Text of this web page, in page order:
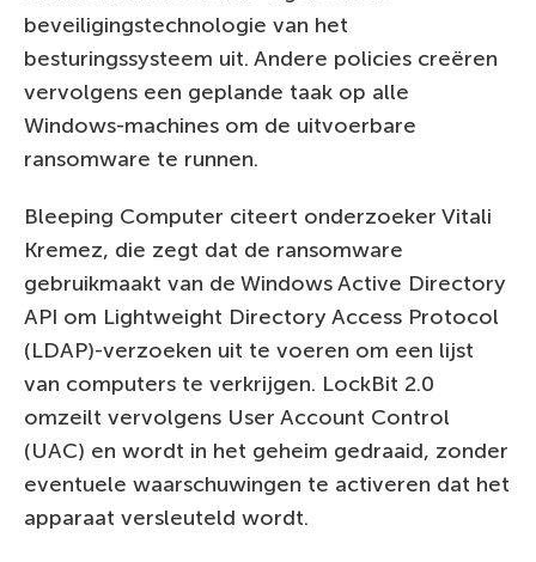
beveiligingstechnologie van het
besturingssysteem uit. Andere policies creëren
vervolgens een geplande taak op alle
Windows-machines om de uitvoerbare
ransomware te runnen.
Bleeping Computer citeert onderzoeker Vitali
Kremez, die zegt dat de ransomware
gebruikmaakt van de Windows Active Directory
API om Lightweight Directory Access Protocol
(LDAP)-verzoeken uit te voeren om een lijst
van computers te verkrijgen. LockBit 2.0
omzeilt vervolgens User Account Control
(UAC) en wordt in het geheim gedraaid, zonder
eventuele waarschuwingen te activeren dat het
apparaat versleuteld wordt.